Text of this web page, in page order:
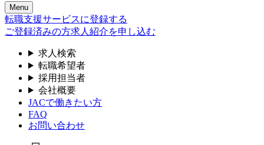
Menu
転職支援サービスに登録する
ご登録済みの方求人紹介を申し込む
求人検索
転職希望者
採用担当者
会社概要
JACで働きたい方
FAQ
お問い合わせ